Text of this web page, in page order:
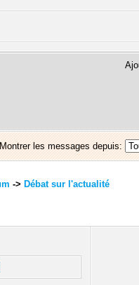
les messages depuis:
-> Débat sur l'actualité